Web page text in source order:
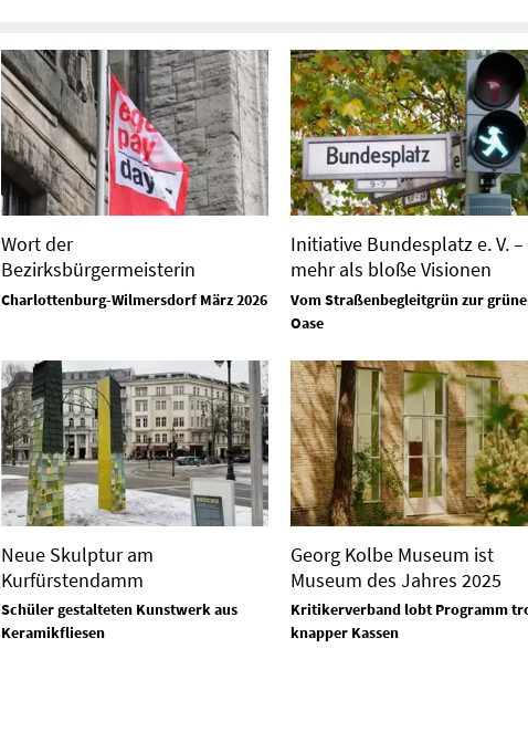
Wort der
Bezirksbürgermeisterin
Charlottenburg-Wilmersdorf März 2026
Initiative Bundesplatz e. V.
mehr als bloße Visionen
Vom Straßenbegleitgrün zur
Oase
Neue Skulptur am
Kurfürstendamm
Schüler gestalteten Kunstwerk aus
Keramikfliesen
Georg Kolbe Museum ist
Museum des Jahres 2025
Kritikerverband lobt Programm
knapper Kassen